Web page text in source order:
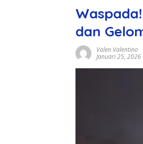
dan
Valen Valentino
Januari 25, 2026